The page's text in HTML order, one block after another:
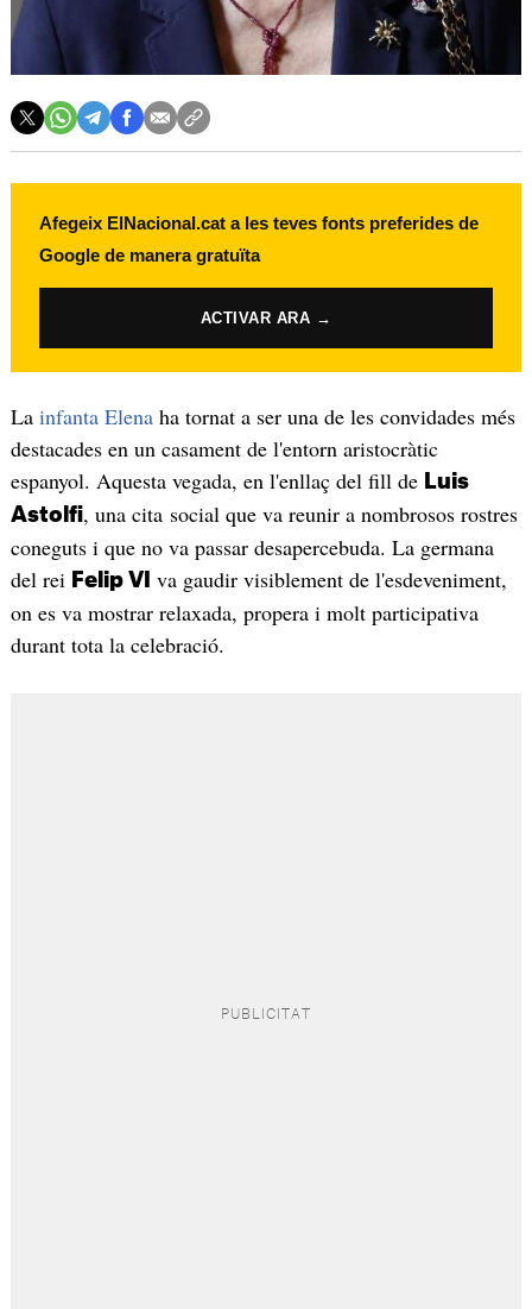
Afegeix ElNacional.cat a les teves fonts preferides de
Google de manera gratuïta
ACTIVAR ARA →
La infanta Elenaha tornat a ser una de les convidades més
destacades en un casament de l'entorn aristocràtic
espanyol. Aquesta vegada, en l'enllaç del fill de Luis
Astolfi, una cita social que va reunir a nombrosos rostres
coneguts i que no va passar desapercebuda. La germana
del rei Felip VI
va gaudir visiblement de l'esdeveniment,
on es va mostrar relaxada, propera i molt participativa
durant tota la celebració.